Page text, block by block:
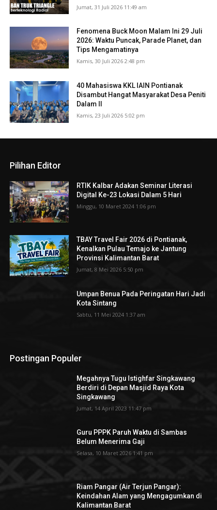
Jumat, 31 Juli 2026 11:49 am
Fenomena Buck Moon Malam Ini 29 Juli
2026: Waktu Puncak, Parade Planet, dan
Tips Mengamatinya
Kamis, 30 Juli 2026 2:48 pm
40 Mahasiswa KKL IAIN Pontianak
Disambut Hangat Masyarakat Desa Peniti
Dalam II
Kamis, 23 Juli 2026 5:02 pm
Pilihan Editor
RTIK Kalbar Adakan Seminar Literasi
Digital Ke-23 Lokasi Dalam 5 Hari
Minggu, 10 Maret 2024 1:06 pm
TBAY Travel Fair 2026 di Pontianak,
Kenalkan Pulau Temajo ke Jantung
Provinsi Kalimantan Barat
Jumat, 8 Mei 2026 5:50 pm
Umpan Benua Pada Peringatan Hari Jadi
Kota Sintang
Sabtu, 11 Mei 2024 1:37 am
Postingan Populer
Megahnya Tugu Istighfar Singkawang
Berdiri di Depan Masjid Raya Kota
Singkawang
Jumat, 14 April 2023 11:47 pm
Guru PPPK Paruh Waktu di Sambas
Belum Menerima Gaji
Selasa, 10 Maret 2026 1:41 pm
Riam Pangar (Air Terjun Pangar):
Keindahan Alam yang Mengagumkan di
Kalimantan Barat